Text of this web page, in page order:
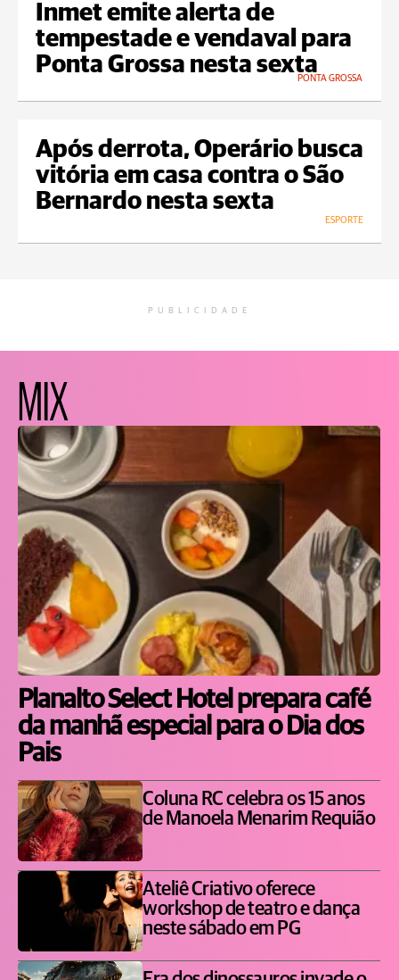
Inmet emite alerta de
tempestade e vendaval para
Ponta Grossa nesta sexta
PONTA GROSSA
Após derrota, Operário busca
vitória em casa contra o São
Bernardo nesta sexta
ESPORTE
PUBLICIDADE
MIX
Planalto Select Hotel prepara café
da manhã especial para o Dia dos
Pais
Coluna RC celebra os 15 anos
de Manoela Menarim Requião
Ateliê Criativo oferece
workshop de teatro e dança
neste sábado em PG